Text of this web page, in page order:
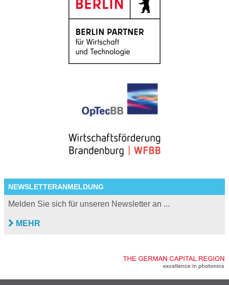
NEWSLETTERANMELDUNG
Melden Sie sich für unseren Newsletter an ...
MEHR